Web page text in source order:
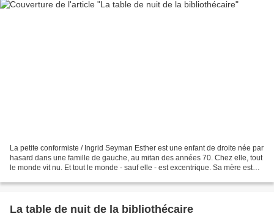
La petite conformiste / Ingrid Seyman Esther est une enfant de droite née par
hasard dans une famille de gauche, au mitan des années 70. Chez elle, tout
le monde vit nu. Et tout le monde - sauf elle - est excentrique. Sa mère est
La table de nuit de la bibliothécaire